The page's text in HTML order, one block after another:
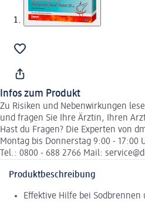
Infos zum Produkt
Zu Risiken und Nebenwirkungen
und fragen Sie Ihre Ärztin, Ihren
Hast du Fragen? Die Experten von
Montag bis Donnerstag 9:00 - 17:00
Tel.: 0800 - 688 2766 Mail:
Produktbeschreibung
Effektive Hilfe bei